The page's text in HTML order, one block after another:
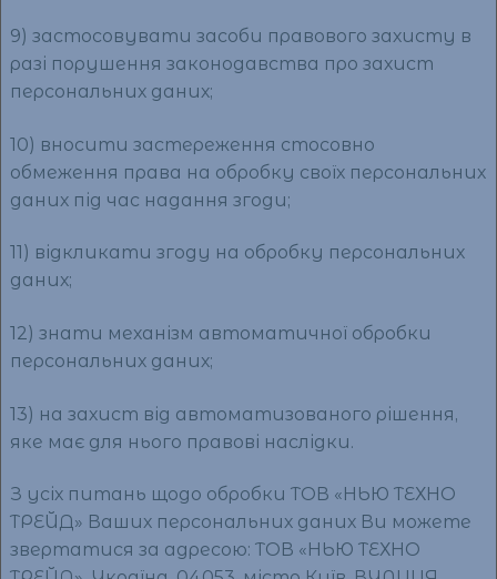
9) застосовувати засоби правового захисту в
разі порушення законодавства про захист
персональних даних;
10) вносити застереження стосовно
обмеження права на обробку своїх персональних
даних під час надання згоди;
11) відкликати згоду на обробку персональних
даних;
12) знати механізм автоматичної обробки
персональних даних;
13) на захист від автоматизованого рішення,
яке має для нього правові наслідки.
З усіх питань щодо обробки ТОВ «НЬЮ ТЕХНО
ТРЕЙД» Ваших персональних даних Ви можете
звертатися за адресою: ТОВ «НЬЮ ТЕХНО